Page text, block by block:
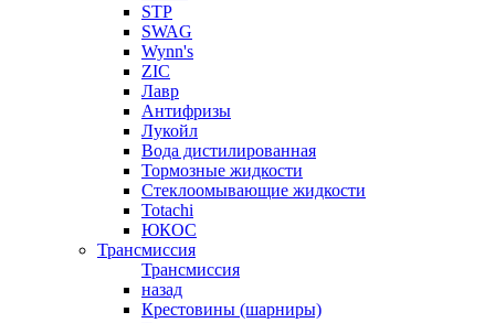
STP
SWAG
Wynn's
ZIC
Лавр
Антифризы
Лукойл
Вода дистилированная
Тормозные жидкости
Стеклоомывающие жидкости
Totachi
ЮКОС
Трансмиссия
Трансмиссия
назад
Крестовины (шарниры)